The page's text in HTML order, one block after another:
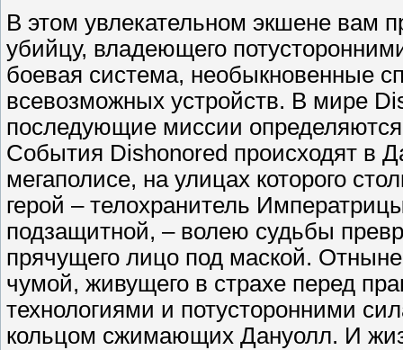
В этом увлекательном экшене вам
убийцу, владеющего
боевая система, необыкновенные
всевозможных устройств. В мире
последующие миссии
События Dishonored происходят в
мегаполисе, на улицах которого
герой – телохранитель
подзащитной, – волею судьбы
прячущего лицо под маской. Отныне
чумой, живущего в страхе перед
технологиями и потусторонними
кольцом сжимающих Дануолл. И